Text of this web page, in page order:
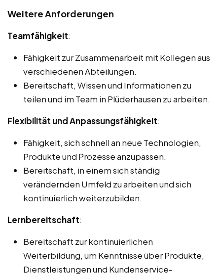
Weitere Anforderungen
Teamfähigkeit:
Fähigkeit zur Zusammenarbeit mit Kollegen aus
verschiedenen Abteilungen.
Bereitschaft, Wissen und Informationen zu
teilen und im Team in Plüderhausen zu arbeiten.
Flexibilität und Anpassungsfähigkeit:
Fähigkeit, sich schnell an neue Technologien,
Produkte und Prozesse anzupassen.
Bereitschaft, in einem sich ständig
verändernden Umfeld zu arbeiten und sich
kontinuierlich weiterzubilden.
Lernbereitschaft:
Bereitschaft zur kontinuierlichen
Weiterbildung, um Kenntnisse über Produkte,
Dienstleistungen und Kundenservice-